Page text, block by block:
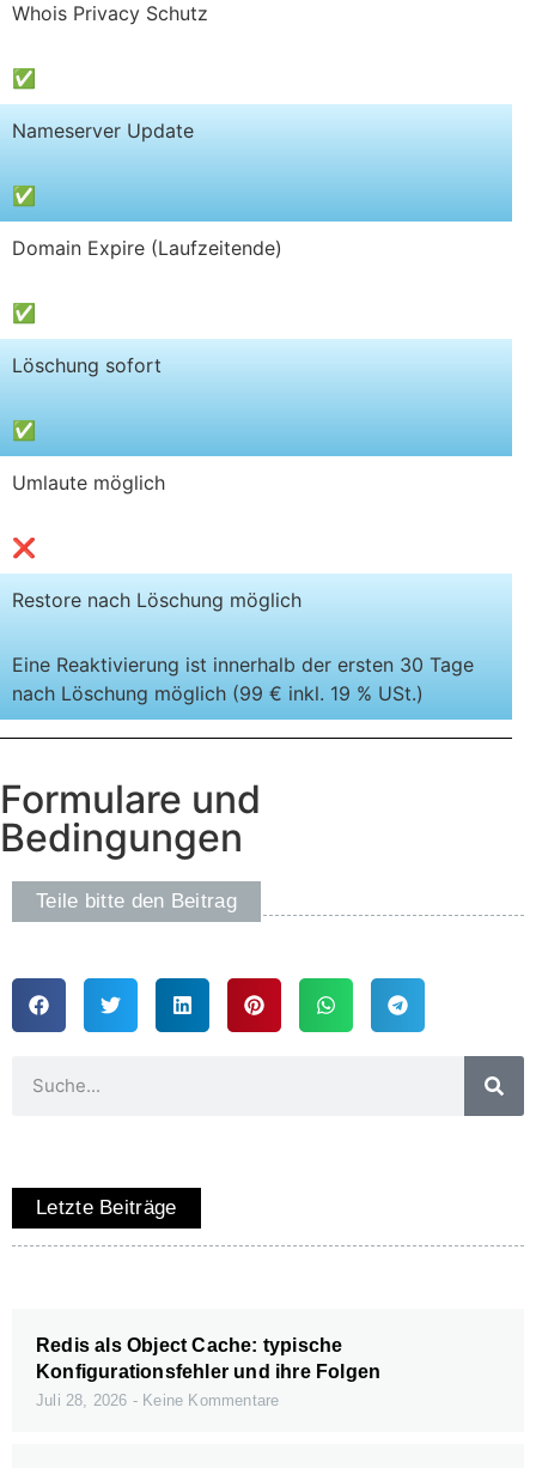
Whois Privacy Schutz
✅
Nameserver Update
✅
Domain Expire (Laufzeitende)
✅
Löschung sofort
✅
Umlaute möglich
❌
Restore nach Löschung möglich
Eine Reaktivierung ist innerhalb der ersten 30 Tage
nach Löschung möglich (99 € inkl. 19 % USt.)
Formulare und
Bedingungen
Teile bitte den Beitrag
Letzte Beiträge
Redis als Object Cache: typische
Konfigurationsfehler und ihre Folgen
Juli 28, 2026 Keine Kommentare